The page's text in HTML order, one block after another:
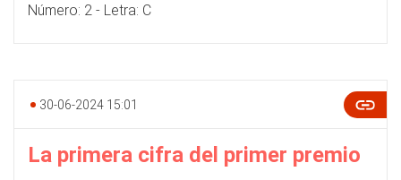
Número: 2 - Letra: C
30-06-2024 15:01
La primera cifra del primer premio